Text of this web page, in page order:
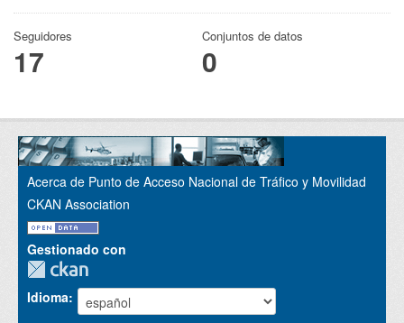
Seguidores
17
Conjuntos de datos
0
Acerca de Punto de Acceso Nacional de Tráfico y Movilidad
CKAN Association
Gestionado con
Idioma